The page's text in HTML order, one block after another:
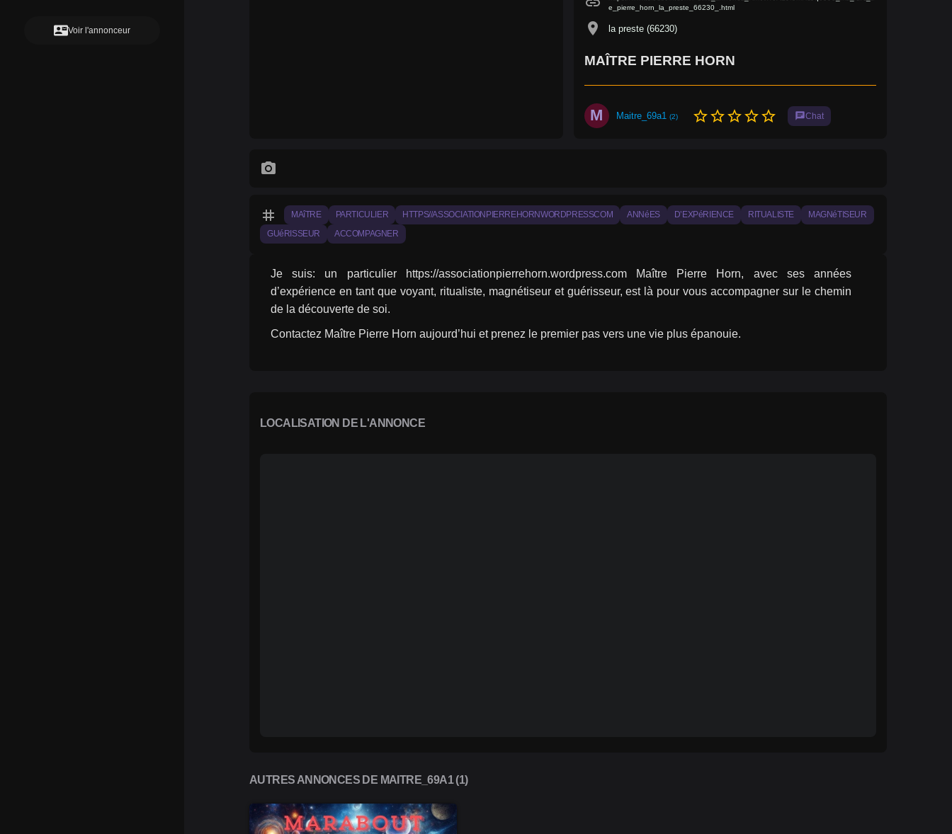
contact_mailVoir l'annonceur
e_pierre_horn_la_preste_66230_.html
location_on la preste (66230)
MAÎTRE PIERRE HORN
M Maitre_69a1 (2) star_borderstar_borderstar_borderstar_borderstar_border chatChat
photo_camera
tag MAîTRE PARTICULIER HTTPS//ASSOCIATIONPIERREHORNWORDPRESSCOM ANNéES D’EXPéRIENCE RITUALISTE MAGNéTISEUR
GUéRISSEUR ACCOMPAGNER
Je suis: un particulier https://associationpierrehorn.wordpress.com Maître Pierre Horn, avec ses années
d’expérience en tant que voyant, ritualiste, magnétiseur et guérisseur, est là pour vous accompagner sur le chemin
de la découverte de soi.
Contactez Maître Pierre Horn aujourd’hui et prenez le premier pas vers une vie plus épanouie.
LOCALISATION DE L'ANNONCE
AUTRES ANNONCES DE MAITRE_69A1 (1)